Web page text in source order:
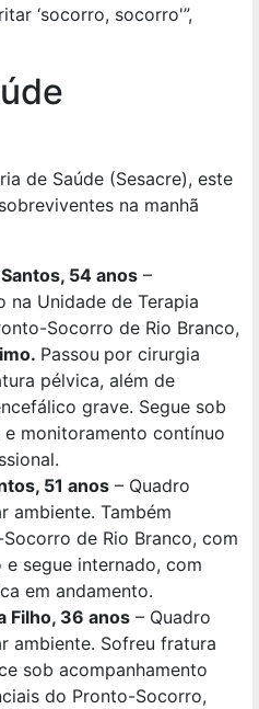
‘socorro, socorro'”,
de Saúde (Sesacre), este
na manhã
54 anos –
na Unidade de Terapia
Socorro de Rio Branco,
Passou por cirurgia
pélvica, além de
grave. Segue sob
monitoramento contínuo
51 anos – Quadro
ambiente. Também
de Rio Branco, com
segue internado, com
em andamento.
Filho, 36 anos – Quadro
ambiente. Sofreu fratura
sob acompanhamento
do Pronto-Socorro,